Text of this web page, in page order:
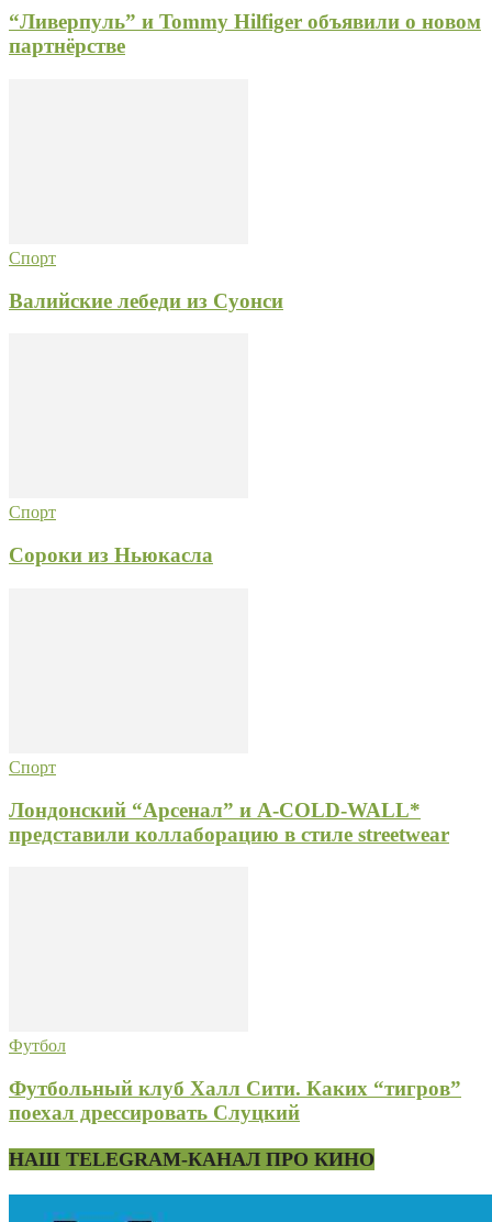
“Ливерпуль” и Tommy Hilfiger объявили о новом
партнёрстве
Спорт
Валийские лебеди из Суонси
Спорт
Сороки из Ньюкасла
Спорт
Лондонский “Арсенал” и A-COLD-WALL*
представили коллаборацию в стиле streetwear
Футбол
Футбольный клуб Халл Сити. Каких “тигров”
поехал дрессировать Слуцкий
НАШ TELEGRAM-КАНАЛ ПРО КИНО